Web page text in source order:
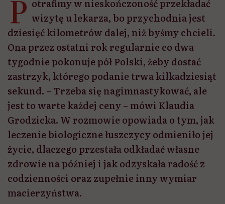
P otrafimy w nieskończoność przekładać
wizytę u lekarza, bo przychodnia jest
dziesięć kilometrów dalej, niż byśmy chcieli.
Ona przez ostatni rok regularnie co dwa
tygodnie pokonuje pół Polski, żeby dostać
zastrzyk, którego podanie trwa kilkadziesiąt
sekund. – Trzeba się nagimnastykować, ale
jest to warte każdej ceny – mówi Klaudia
Grodzicka. W rozmowie opowiada o tym, jak
leczenie biologiczne łuszczycy odmieniło jej
życie, dlaczego przestała odkładać własne
zdrowie na później i jak odzyskała radość z
codzienności oraz zupełnie inny wymiar
macierzyństwa.